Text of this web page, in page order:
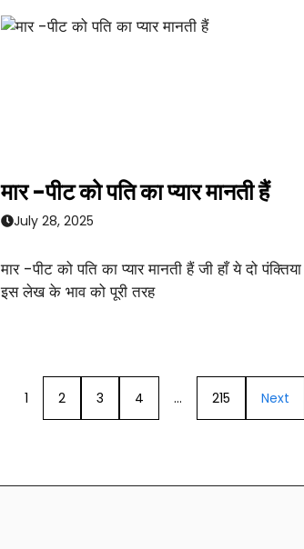
मार -पीट को पति का प्यार मानती हैं
July 28, 2025
मार -पीट को पति का प्यार मानती हैं जी हाँ ये दो पंक्तिया
इस लेख के भाव को पूरी तरह
1 2 3 4 … 215 Next